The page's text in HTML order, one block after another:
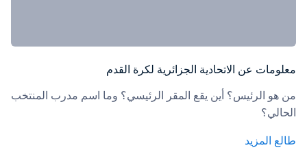
معلومات عن الاتحادية الجزائرية لكرة القدم
الحالي؟
طالع المزيد